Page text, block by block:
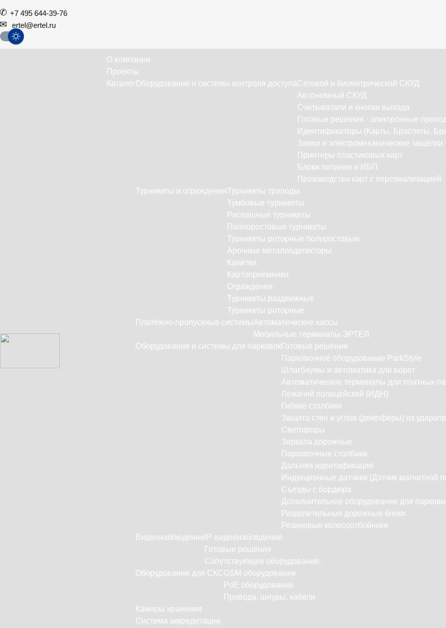
+7 495 644-39-76
ertel@ertel.ru
О компании
Проекты
КаталогОборудование и системы контроля доступаСетевой и биометрический СКУД
Автономный СКУД
Считыватели и кнопки выхода
Готовые решения - электронные
Идентификаторы (Карты, Браслеты,
Замки и электромеханические защёлки
Принтеры пластиковых карт
Блоки питания и ИБП
Производство карт с персонализацией
Турникеты и огражденияТурникеты триподы
Тумбовые турникеты
Распашные турникеты
Полноростовые турникеты
Турникеты роторные полуростовые
Арочные металлодетекторы
Калитки
Картоприёмники
Ограждения
Турникеты раздвижные
Турникеты роторные
Платёжно-пропускные системыАвтоматические кассы
Мобильные терминалы ЭРТЕЛ
Оборудование и системы для парковок Готовые решения
Парковочное оборудование ParkStyle
Шлагбаумы и автоматика для ворот
Автоматические терминалы для платных
Лежачий полицейский (ИДН)
Гибкие столбики
Защита стен и углов (демпферы) из
Светофоры
Зеркала дорожные
Парковочные столбики
Дальняя идентификация
Индукционные датчики (Датчик магнитной
Съезды с бордюра
Дополнительное оборудование для
Разделительные дорожные блоки
Резиновые колесоотбойники
Видеонаблюдение IP-видеонаблюдение
Готовые решения
Сопутствующее оборудование
Оборудование для СКСGSM оборудование
PoE оборудование
Провода, шнуры, кабели
Камеры хранения
Система аккредитации